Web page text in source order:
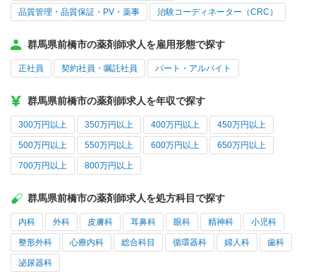
品質管理・品質保証・PV・薬事 治験コーディネーター（CRC）
群馬県前橋市の薬剤師求人を雇用形態で探す
正社員 契約社員・嘱託社員 パート・アルバイト
群馬県前橋市の薬剤師求人を年収で探す
300万円以上 350万円以上 400万円以上 450万円以上
500万円以上 550万円以上 600万円以上 650万円以上
700万円以上 800万円以上
群馬県前橋市の薬剤師求人を処方科目で探す
内科 外科 皮膚科 耳鼻科 眼科 精神科 小児科
整形外科 心療内科 総合科目 循環器科 婦人科 歯科
泌尿器科